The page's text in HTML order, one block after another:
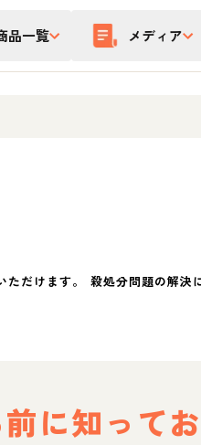
品一覧 メディア
だけます。 殺処分問題の解
に知って